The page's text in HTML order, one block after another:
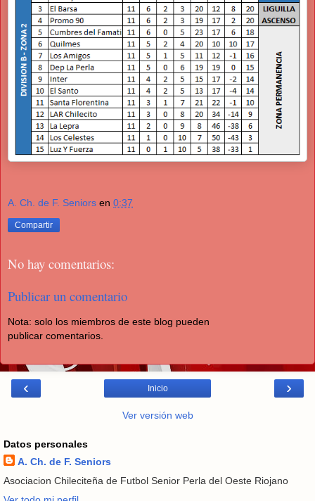
A. Ch. de F. Seniors en 0:37
Compartir
No hay comentarios:
Publicar un comentario
Nota: solo los miembros de este blog pueden
publicar comentarios.
‹ ›
Inicio
Ver versión web
Datos personales
A. Ch. de F. Seniors
Asociacion Chileciteña de Futbol Senior Perla del Oeste Riojano